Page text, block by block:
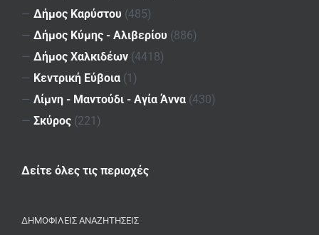
— Δήμος Καρύστου (485)
— Δήμος Κύμης - Αλιβερίου (886)
— Δήμος Χαλκιδέων (4418)
— Κεντρική Εύβοια (1)
— Λίμνη - Μαντούδι - Αγία Άννα (430)
— Σκύρος (221)
Δείτε όλες τις περιοχές
ΔΗΜΟΦΙΛΕΙΣ ΑΝΑΖΗΤΗΣΕΙΣ